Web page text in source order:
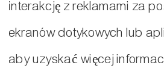
interakcję z reklamami za
ekranów dotykowych lub
aby uzyskać więcej